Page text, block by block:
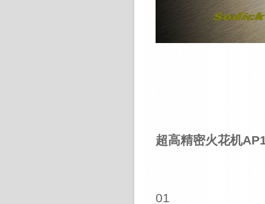
超高精密火花机
01